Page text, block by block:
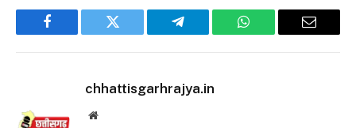
Facebook Twitter Telegram WhatsApp Email
chhattisgarhrajya.in
Website